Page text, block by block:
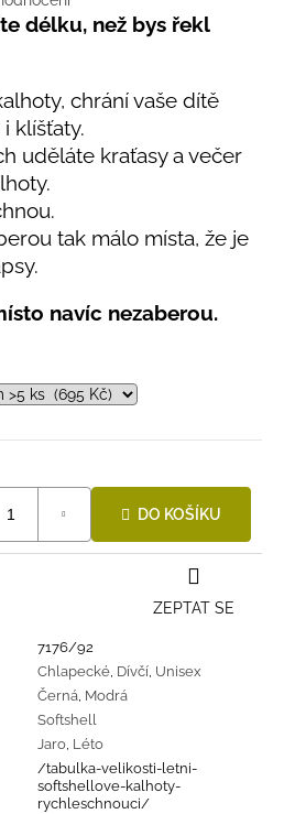
délku, než bys řekl
chrání vaše dítě
klíšťaty.
uděláte kraťasy a večer
tak málo místa, že je
navíc nezaberou.
DO KOŠÍKU
7176/92
Chlapecké, Dívčí, Unisex
Černá, Modrá
Softshell
Jaro, Léto
/tabulka-velikosti-letni-
softshellove-kalhoty-
rychleschnouci/
ZEPTAT SE